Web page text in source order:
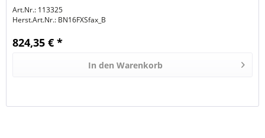
Art.Nr.: 113325
Herst.Art.Nr.: BN16FXSfax_B
824,35 € *
In den Warenkorb